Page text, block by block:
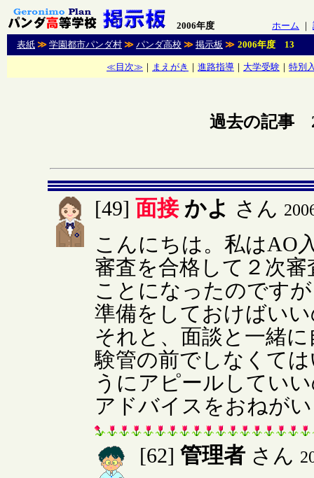
2006年度 ホーム ｜
表紙 ≫ 学園都市パンダ村 ≫ パンダ高校 ≫ 掲示板 ≫ 2006年度 13
≪目次≫ ｜ まえがき ｜ 進路指導 ｜ 大学受験 ｜ 特別
過去の記事
[49] 面接かよ さん
こんにちは。私はAO
審査を合格して２次
ことになったのです
準備をしておけばい
それと、面談と一緒
験管の前でしなくて
うにアピールしてい
アドバイスをおねが
[62] 管理者 さん